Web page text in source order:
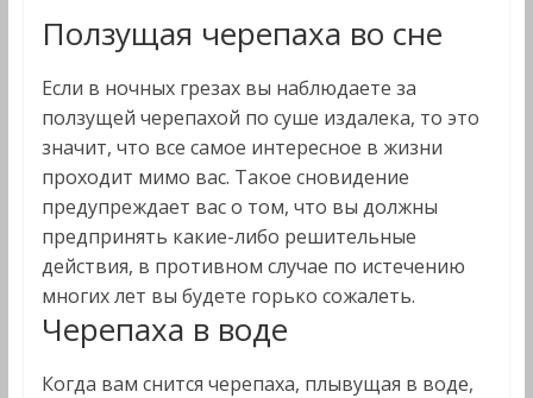
Ползущая черепаха во сне
Если в ночных грезах вы наблюдаете за
ползущей черепахой по суше издалека, то это
значит, что все самое интересное в жизни
проходит мимо вас. Такое сновидение
предупреждает вас о том, что вы должны
предпринять какие-либо решительные
действия, в противном случае по истечению
многих лет вы будете горько сожалеть.
Черепаха в воде
Когда вам снится черепаха, плывущая в воде,